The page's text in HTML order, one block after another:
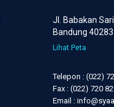
Jl. Babakan
Bandung 40283
Lihat Peta
Telepon : (022)
Fax : (022) 720
Email :